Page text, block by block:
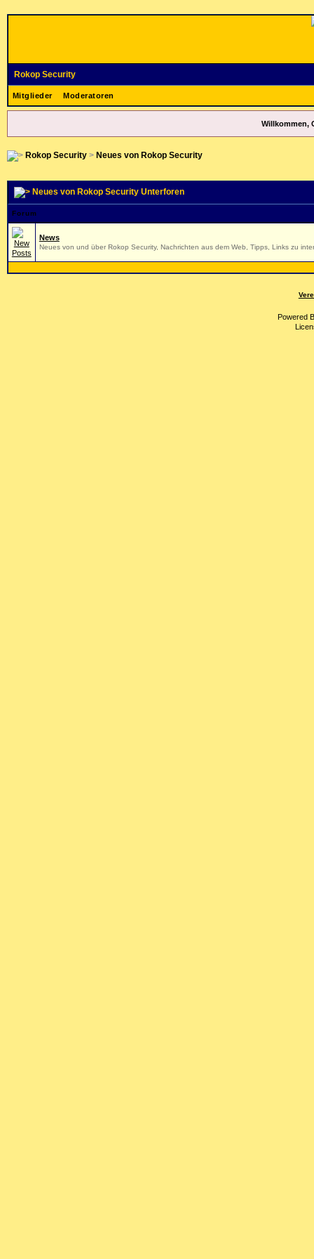
Rokop Security
Mitglieder Moderatoren
Willkommen,
Rokop Security> Neues von Rokop Security
Neues von Rokop Security Unterforen
Forum
News
Neues von und über Rokop Security, Nachrichten aus dem Web, Tipps, Links zu
Powered